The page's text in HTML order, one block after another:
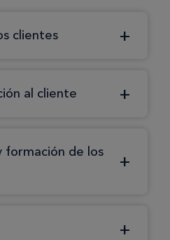
clientes
al cliente
formación de los